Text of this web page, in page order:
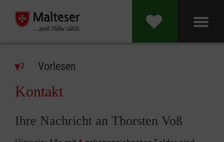
Vorlesen
Kontakt
Ihre Nachricht an Thorsten Voß